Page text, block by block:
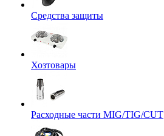
Средства защиты
Хозтовары
Расходные части MIG/TIG/CUT